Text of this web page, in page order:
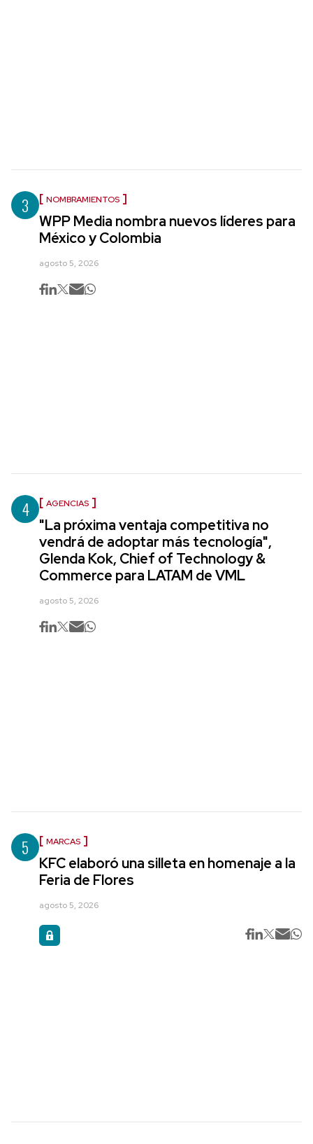
3 NOMBRAMIENTOS
WPP Media nombra nuevos líderes para
México y Colombia
agosto 5, 2026
4 AGENCIAS
"La próxima ventaja competitiva no
vendrá de adoptar más tecnología",
Glenda Kok, Chief of Technology &
Commerce para LATAM de VML
agosto 5, 2026
5 MARCAS
KFC elaboró una silleta en homenaje a la
Feria de Flores
agosto 5, 2026